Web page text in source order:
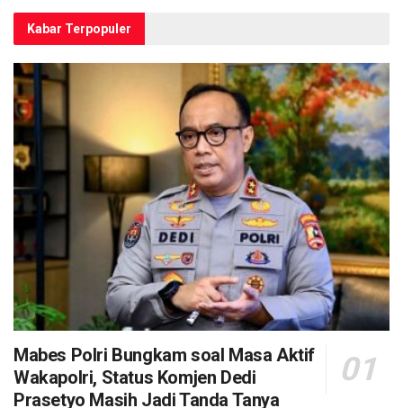
Kabar Terpopuler
Mabes Polri Bungkam soal Masa Aktif
Wakapolri, Status Komjen Dedi
Prasetyo Masih Jadi Tanda Tanya